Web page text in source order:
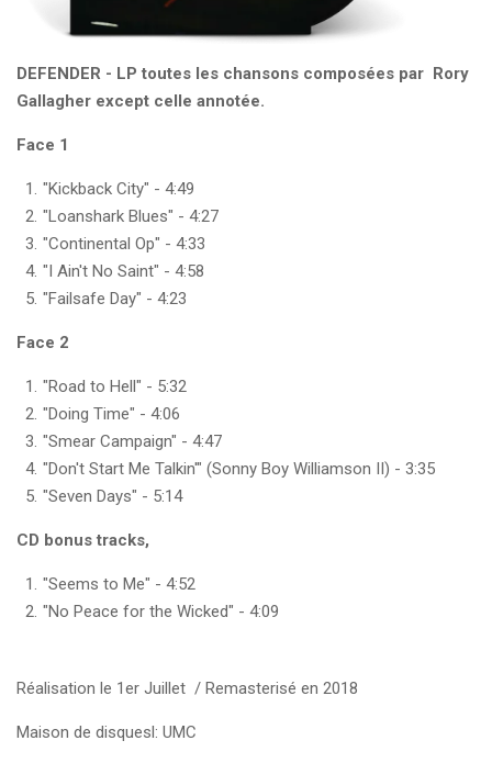
DEFENDER - LP toutes les chansons composées par Rory
Gallagher except celle annotée.
Face 1
"Kickback City" - 4:49
"Loanshark Blues" - 4:27
"Continental Op" - 4:33
"I Ain't No Saint" - 4:58
"Failsafe Day" - 4:23
Face 2
"Road to Hell" - 5:32
"Doing Time" - 4:06
"Smear Campaign" - 4:47
"Don't Start Me Talkin'" (Sonny Boy Williamson II) - 3:35
"Seven Days" - 5:14
CD bonus tracks,
"Seems to Me" - 4:52
"No Peace for the Wicked" - 4:09
Réalisation le 1er Juillet / Remasterisé en 2018
Maison de disquesl: UMC